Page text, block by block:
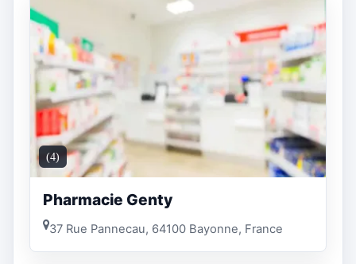
(4)
Pharmacie Genty
37 Rue Pannecau, 64100 Bayonne, France